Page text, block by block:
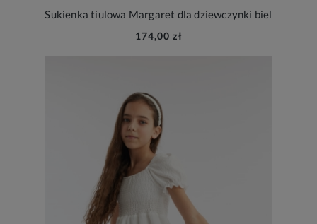
Sukienka tiulowa Margaret dla dziewczynki biel
174,00 zł